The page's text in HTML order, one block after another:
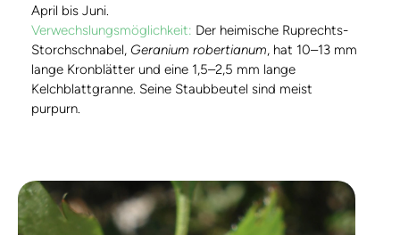
April bis Juni.
Verwechslungsmöglichkeit: Der heimische Ruprechts-
Storchschnabel, Geranium robertianum, hat 10–13 mm
lange Kronblätter und eine 1,5–2,5 mm lange
Kelchblattgranne. Seine Staubbeutel sind meist
purpurn.